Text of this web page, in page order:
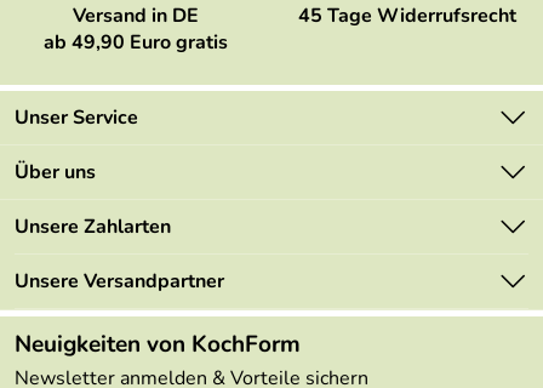
Versand in DE
ab 49,90 Euro gratis
45 Tage Widerrufsrecht
Unser Service
Kontakt
Mehrwertsteuerfrei
Retourenportal
FAQs
Lieferbedingungen
Über uns
Marken
Angebote
Made in Germany
Themen
Unsere Zahlarten
Unsere Versandpartner
Neuigkeiten von KochForm
Newsletter anmelden & Vorteile sichern